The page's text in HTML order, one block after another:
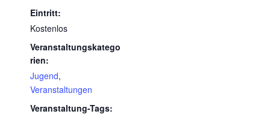
Eintritt:
Kostenlos
Veranstaltungskatego
rien:
Jugend,
Veranstaltungen
Veranstaltung-Tags: